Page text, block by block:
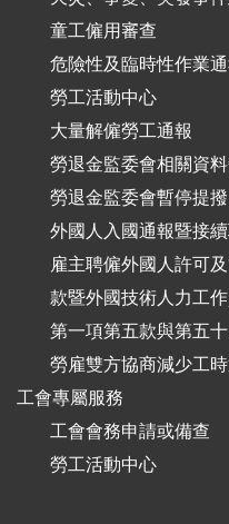
童工僱用審查
危險性及臨時性作業通
勞工活動中心
大量解僱勞工通報
勞退金監委會相關資
勞退金監委會暫停提撥
外國人入國通報暨接
雇主聘僱外國人許可
款暨外國技術人力工
第一項第五款與第五
勞雇雙方協商減少工
工會專屬服務
工會會務申請或備查
勞工活動中心